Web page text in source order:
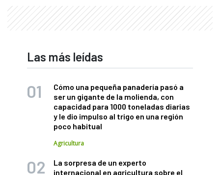
Las más leídas
Cómo una pequeña panadería pasó a
ser un gigante de la molienda, con
capacidad para 1000 toneladas diarias
y le dio impulso al trigo en una región
poco habitual
Agricultura
La sorpresa de un experto
internacional en agricultura sobre el